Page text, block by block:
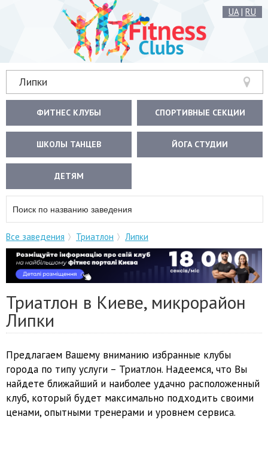
UA| RU
Липки
ФИТНЕС КЛУБЫ СПОРТИВНЫЕ СЕКЦИИ
ШКОЛЫ ТАНЦЕВ ЙОГА СТУДИИ
ДЕТЯМ
Все заведения Триатлон Липки
Триатлон в Киеве, микрорайон
Липки
Предлагаем Вашему вниманию избранные клубы
города по типу услуги – Триатлон. Надеемся, что Вы
найдете ближайший и наиболее удачно расположенный
клуб, который будет максимально подходить своими
ценами, опытными тренерами и уровнем сервиса.